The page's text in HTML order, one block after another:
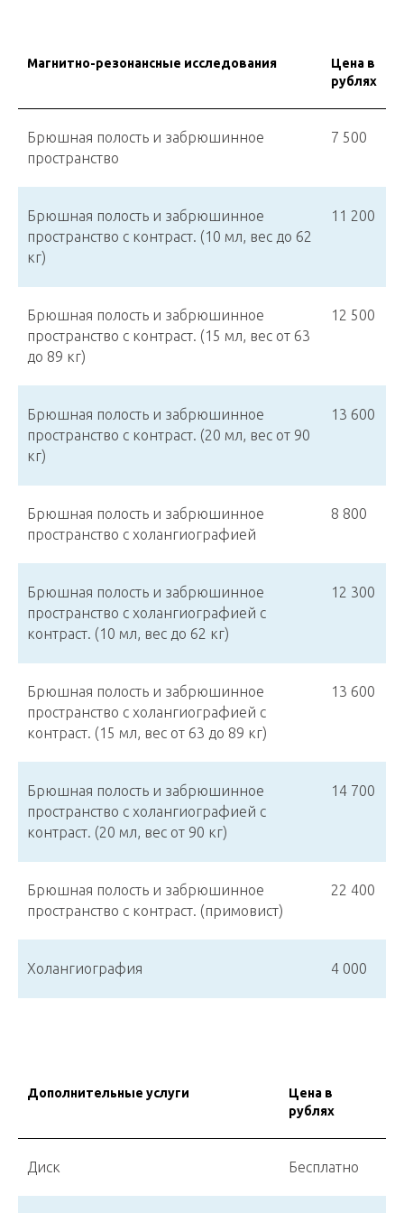
Магнитно-резонансные исследования
Цена в
рублях
Брюшная полость и забрюшинное
пространство
7 500
Брюшная полость и забрюшинное
пространство с контраст. (10 мл, вес до 62
кг)
11 200
Брюшная полость и забрюшинное
пространство с контраст. (15 мл, вес от 63
до 89 кг)
12 500
Брюшная полость и забрюшинное
пространство с контраст. (20 мл, вес от 90
кг)
13 600
Брюшная полость и забрюшинное
пространство с холангиографией
8 800
Брюшная полость и забрюшинное
пространство с холангиографией с
контраст. (10 мл, вес до 62 кг)
12 300
Брюшная полость и забрюшинное
пространство с холангиографией с
контраст. (15 мл, вес от 63 до 89 кг)
13 600
Брюшная полость и забрюшинное
пространство с холангиографией с
контраст. (20 мл, вес от 90 кг)
14 700
Брюшная полость и забрюшинное
пространство с контраст. (примовист)
22 400
Холангиография 4 000
Дополнительные услуги
Цена в
рублях
Диск Бесплатно
УСЛУГИ И ЦЕНЫ